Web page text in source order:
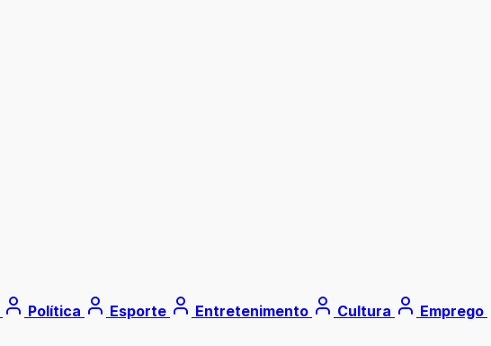
Política Esporte Entretenimento Cultura Emprego